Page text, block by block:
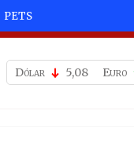
PETS
Dólar 5,08 Euro